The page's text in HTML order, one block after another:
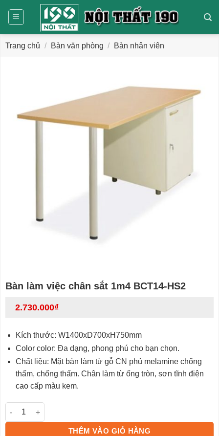
dung
Trang chủ / Bàn văn phòng / Bàn nhân viên
Bàn làm việc chân sắt 1m4 BCT14-HS2
2.730.000₫
Kích thước: W1400xD700xH750mm
Color color: Đa dạng, phong phú cho bạn chọn.
Chất liệu: Mặt bàn làm từ gỗ CN phủ melamine chống
thấm, chống thấm. Chân làm từ ống tròn, sơn tĩnh điện
cao cấp màu kem.
Bàn làm việc chân sắt 1m4 BCT14-HS2 số lượng
THÊM VÀO GIỎ HÀNG